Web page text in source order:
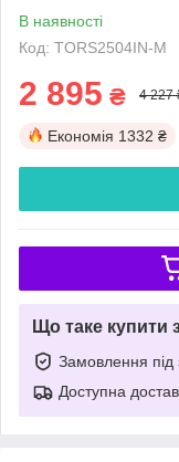
В наявності
Код: TORS2504IN-М
2 895 ₴ 4 227
Економія 1332 ₴
Що таке купити
Замовлення під
Доступна